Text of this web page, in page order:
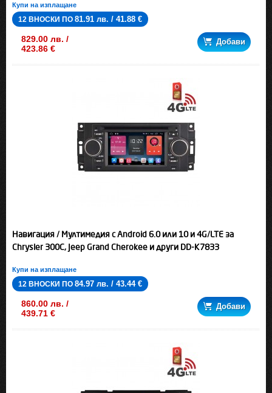
Купи на изплащане
12 ВНОСКИ ПО 81.91 лв. / 41.88 €
829.00 лв. /
423.86 €
Добави
Навигация / Мултимедия с Android 6.0 или 10 и 4G/LTE за
Chrysler 300C, Jeep Grand Cherokee и други DD-K7833
Купи на изплащане
12 ВНОСКИ ПО 84.97 лв. / 43.44 €
860.00 лв. /
439.71 €
Добави